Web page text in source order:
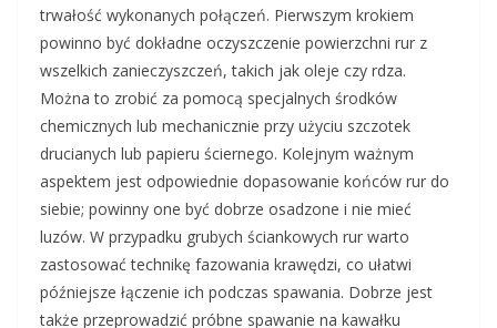
trwałość wykonanych połączeń. Pierwszym krokiem
powinno być dokładne oczyszczenie powierzchni rur z
wszelkich zanieczyszczeń, takich jak oleje czy rdza.
Można to zrobić za pomocą specjalnych środków
chemicznych lub mechanicznie przy użyciu szczotek
drucianych lub papieru ściernego. Kolejnym ważnym
aspektem jest odpowiednie dopasowanie końców rur do
siebie; powinny one być dobrze osadzone i nie mieć
luzów. W przypadku grubych ściankowych rur warto
zastosować technikę fazowania krawędzi, co ułatwi
późniejsze łączenie ich podczas spawania. Dobrze jest
także przeprowadzić próbne spawanie na kawałku